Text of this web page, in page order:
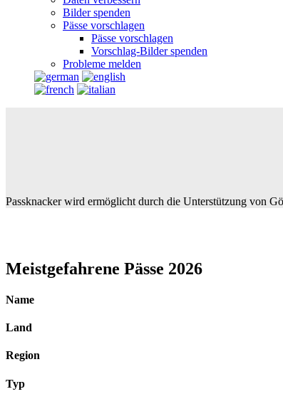
Bilder spenden
Pässe vorschlagen
Pässe vorschlagen
Vorschlag-Bilder spenden
Probleme melden
Passknacker wird ermöglicht durch die Unterstützung von
Meistgefahrene Pässe 2026
Name
Land
Region
Typ